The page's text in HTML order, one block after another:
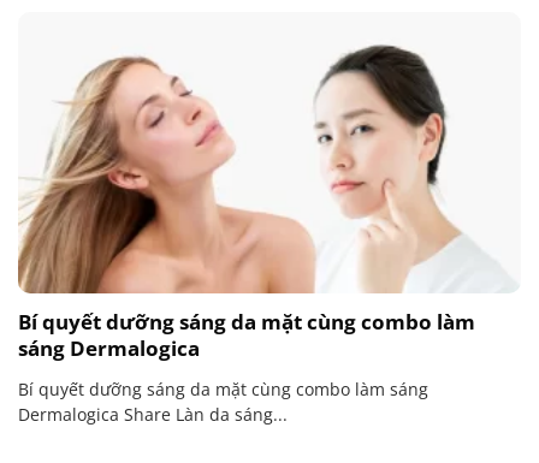
Bí quyết dưỡng sáng da mặt cùng combo làm
sáng Dermalogica
Bí quyết dưỡng sáng da mặt cùng combo làm sáng
Dermalogica Share Làn da sáng...